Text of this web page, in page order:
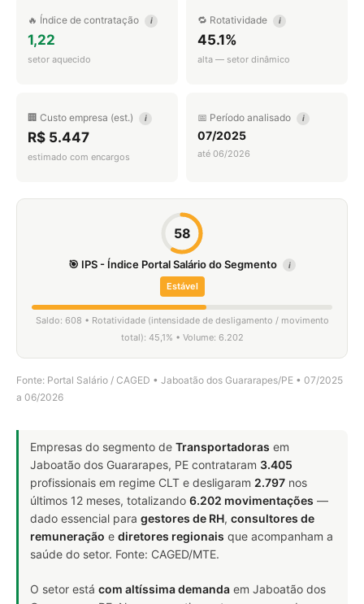
🔥 Índice de contratação i
1,22
setor aquecido
🔁 Rotatividade i
45.1%
alta — setor dinâmico
🏢 Custo empresa (est.) i
R$ 5.447
estimado com encargos
📅 Período analisado i
07/2025
até 06/2026
58
🎯 IPS - Índice Portal Salário do Segmento i
Estável
Saldo: 608 • Rotatividade (intensidade de desligamento / movimento
total): 45,1% • Volume: 6.202
Fonte: Portal Salário / CAGED • Jaboatão dos Guararapes/PE • 07/2025
a 06/2026
Empresas do segmento de Transportadoras em
Jaboatão dos Guararapes, PE contrataram 3.405
profissionais em regime CLT e desligaram 2.797 nos
últimos 12 meses, totalizando 6.202 movimentações —
dado essencial para gestores de RH, consultores de
remuneração e diretores regionais que acompanham a
saúde do setor. Fonte: CAGED/MTE.
O setor está com altíssima demanda em Jaboatão dos